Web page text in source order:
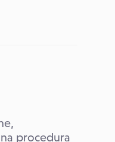
procedura